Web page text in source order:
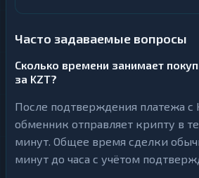
Часто задаваемые вопросы
Сколько времени занимает
за KZT?
После подтверждения платежа с
обменник отправляет крипту в
минут. Общее время сделки
минут до часа с учётом